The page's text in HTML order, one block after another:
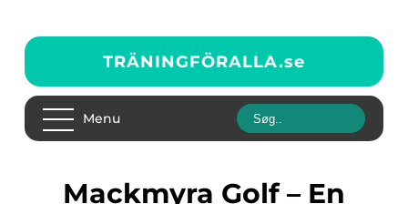
TRÄNINGFÖRALLA.se
Menu
Mackmyra Golf – En